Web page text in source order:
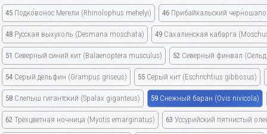
45 Подковонос Мегели (Rhinolophus mehelyi) 46 Прибайкальский
48 Русская выхухоль (Desmana moschata) 49 Сахалинская кабарга
51 Северный синий кит (Balaenoptera musculus) 52 Северный финвал
54 Серый дельфин (Grampus griseus) 55 Серый кит (Eschrichtius gibbosus)
58 Слепыш гигантский (Spalax giganteus) 59 Снежный баран (Ovis nivicola)
62 Трехцветная ночница (Myotis emarginatus) 63 Уссурийский пятнистый